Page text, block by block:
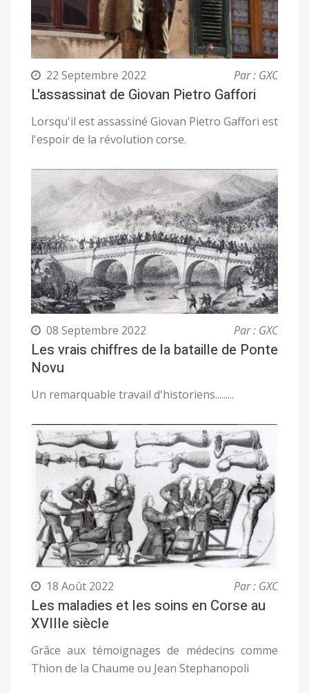
22 Septembre 2022 Par : GXC
L'assassinat de Giovan Pietro Gaffori
Lorsqu'il est assassiné Giovan Pietro Gaffori est
l'espoir de la révolution corse.
08 Septembre 2022 Par : GXC
Les vrais chiffres de la bataille de Ponte
Novu
Un remarquable travail d'historiens.........
18 Août 2022 Par : GXC
Les maladies et les soins en Corse au
XVIIIe siècle
Grâce aux témoignages de médecins comme
Thion de la Chaume ou Jean Stephanopoli